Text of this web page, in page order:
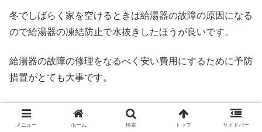
冬でしばらく家を空けるときは給湯器の故障の原因になる
ので給湯器の凍結防止で水抜きしたほうが良いです。
給湯器の故障の修理をなるべく安い費用にするために予防
措置がとても大事です。
少し時間的に余裕があるなら給湯器交換でホームセンター
で下調べするのもおすすめです。
メニュー ホーム 検索 トップ サイドバー